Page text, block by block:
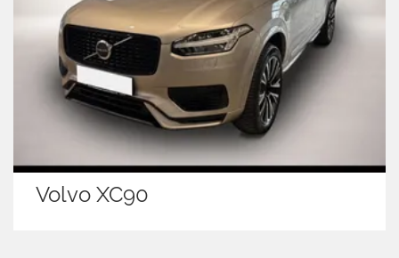
Volvo XC90